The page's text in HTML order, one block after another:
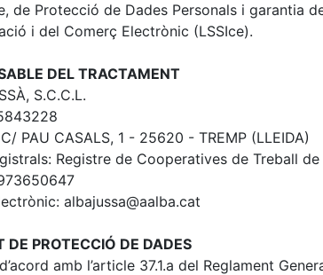
de Protecció de Dades Personals i garantia
i del Comerç Electrònic (LSSIce).
DEL TRACTAMENT
S.C.C.L.
PAU CASALS, 1 - 25620 - TREMP (LLEIDA)
Registre de Cooperatives de Treball de
albajussa@aalba.cat
DE PROTECCIÓ DE DADES
d’acord amb l’article 37.1.a del Reglament